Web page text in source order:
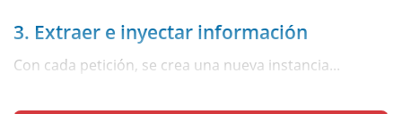
3. Extraer e inyectar información
Con cada petición, se crea una nueva instancia...